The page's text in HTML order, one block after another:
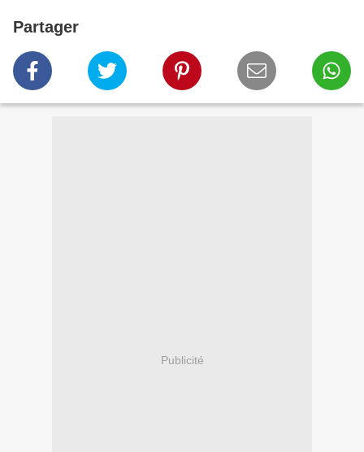
Partager
Publicité